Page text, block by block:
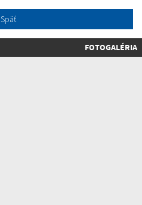
Späť
FOTOGALÉRIA